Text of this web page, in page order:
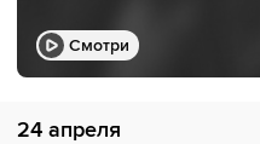
Смотри
24 апреля